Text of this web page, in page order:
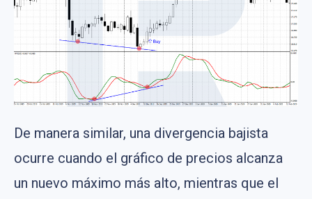
De manera similar, una divergencia bajista
ocurre cuando el gráfico de precios alcanza
un nuevo máximo más alto, mientras que el